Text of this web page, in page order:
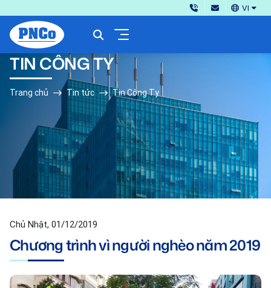
VI
TIN CÔNG TY
Trang chủ Tin tức Tin Công Ty
Chủ Nhật, 01/12/2019
Chương trình vì người nghèo năm 2019